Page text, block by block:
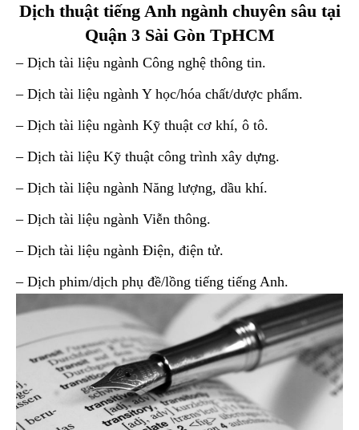
Dịch thuật tiếng Anh ngành chuyên sâu tại
Quận 3 Sài Gòn TpHCM
– Dịch tài liệu ngành Công nghệ thông tin.
– Dịch tài liệu ngành Y học/hóa chất/dược phẩm.
– Dịch tài liệu ngành Kỹ thuật cơ khí, ô tô.
– Dịch tài liệu Kỹ thuật công trình xây dựng.
– Dịch tài liệu ngành Năng lượng, dầu khí.
– Dịch tài liệu ngành Viễn thông.
– Dịch tài liệu ngành Điện, điện tử.
– Dịch phim/dịch phụ đề/lồng tiếng tiếng Anh.